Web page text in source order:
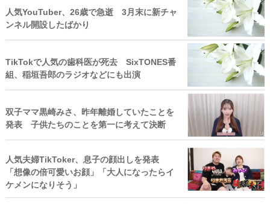
人気YouTuber、26歳で急逝 3月末に新チャ
ンネル開設したばかり
TikTokで人気の歯科医が死去 SixTONES番
組、稲垣吾郎のラジオなどにも出演
双子ママ黒崎みさ、昨年離婚していたことを
発表 子供たちのことを第一に考えて決断
人気夫婦TikToker、息子の顔出しを発表
「想像の倍可愛いお顔」「大人になったらイ
ケメンになりそう」